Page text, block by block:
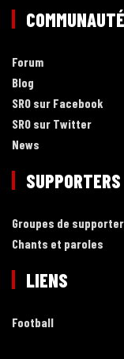
COMMUNAUTÉ
Forum
Blog
SRO sur Facebook
SRO sur Twitter
News
SUPPORTERS
Groupes de
Chants et paroles
LIENS
Football